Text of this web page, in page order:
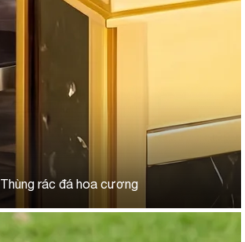
Thùng rác đá hoa cương